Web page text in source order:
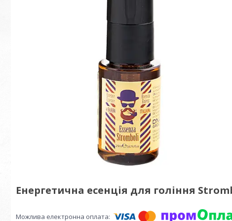
Енергетична есенція для гоління